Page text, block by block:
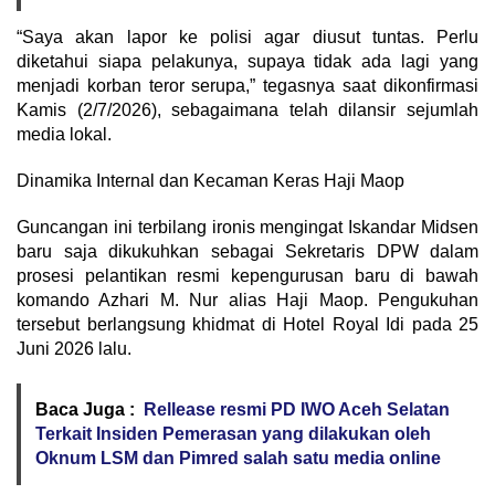
​“Saya akan lapor ke polisi agar diusut tuntas. Perlu
diketahui siapa pelakunya, supaya tidak ada lagi yang
menjadi korban teror serupa,” tegasnya saat dikonfirmasi
Kamis (2/7/2026), sebagaimana telah dilansir sejumlah
media lokal.
​Dinamika Internal dan Kecaman Keras Haji Maop
​Guncangan ini terbilang ironis mengingat Iskandar Midsen
baru saja dikukuhkan sebagai Sekretaris DPW dalam
prosesi pelantikan resmi kepengurusan baru di bawah
komando Azhari M. Nur alias Haji Maop. Pengukuhan
tersebut berlangsung khidmat di Hotel Royal Idi pada 25
Juni 2026 lalu.
Baca Juga :
Rellease resmi PD IWO Aceh Selatan
Terkait Insiden Pemerasan yang dilakukan oleh
Oknum LSM dan Pimred salah satu media online